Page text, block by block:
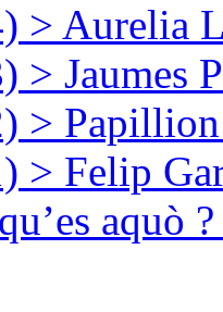
> Aurelia
> Jaumes
>
> Felip
aquò